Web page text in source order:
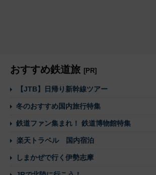
おすすめ鉄道旅 [PR]
【JTB】日帰り新幹線ツアー
冬のおすすめ国内旅行特集
鉄道ファン集まれ！ 鉄道博物館特集
楽天トラベル 国内宿泊
しまかぜで行く伊勢志摩